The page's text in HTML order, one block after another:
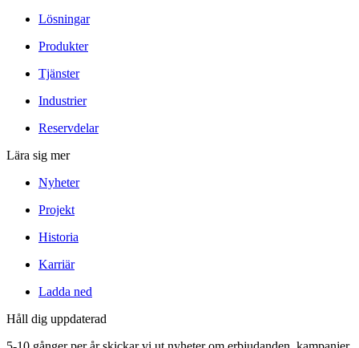
Lösningar
Produkter
Tjänster
Industrier
Reservdelar
Lära sig mer
Nyheter
Projekt
Historia
Karriär
Ladda ned
Håll dig uppdaterad